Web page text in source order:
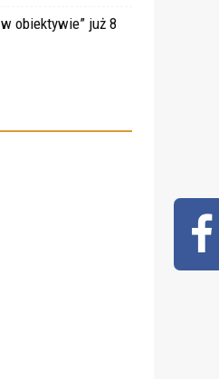
obiektywie” już 8